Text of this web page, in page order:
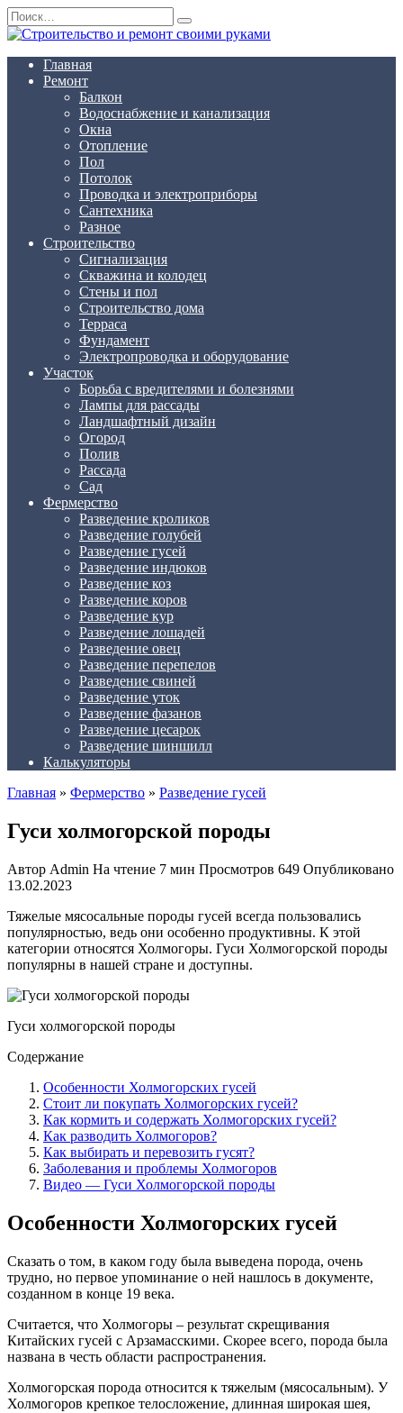
Перейти
к
содержанию
Search
for:
Главная
Ремонт
Балкон
Водоснабжение и канализация
Окна
Отопление
Пол
Потолок
Проводка и электроприборы
Сантехника
Разное
Строительство
Сигнализация
Скважина и колодец
Стены и пол
Строительство дома
Терраса
Фундамент
Электропроводка и оборудование
Участок
Борьба с вредителями и болезнями
Лампы для рассады
Ландшафтный дизайн
Огород
Полив
Рассада
Сад
Фермерство
Разведение кроликов
Разведение голубей
Разведение гусей
Разведение индюков
Разведение коз
Разведение коров
Разведение кур
Разведение лошадей
Разведение овец
Разведение перепелов
Разведение свиней
Разведение уток
Разведение фазанов
Разведение цесарок
Разведение шиншилл
Калькуляторы
Главная » Фермерство » Разведение гусей
Гуси холмогорской породы
Автор Admin На чтение 7 мин Просмотров 649 Опубликовано
13.02.2023
Тяжелые мясосальные породы гусей всегда пользовались
популярностью, ведь они особенно продуктивны. К этой
категории относятся Холмогоры. Гуси Холмогорской породы
популярны в нашей стране и доступны.
Гуси холмогорской породы
Содержание
Особенности Холмогорских гусей
Стоит ли покупать Холмогорских гусей?
Как кормить и содержать Холмогорских гусей?
Как разводить Холмогоров?
Как выбирать и перевозить гусят?
Заболевания и проблемы Холмогоров
Видео — Гуси Холмогорской породы
Особенности Холмогорских гусей
Сказать о том, в каком году была выведена порода, очень
трудно, но первое упоминание о ней нашлось в документе,
созданном в конце 19 века.
Считается, что Холмогоры – результат скрещивания
Китайских гусей с Арзамасскими. Скорее всего, порода была
названа в честь области распространения.
Холмогорская порода относится к тяжелым (мясосальным). У
Холмогоров крепкое телосложение, длинная широкая шея,